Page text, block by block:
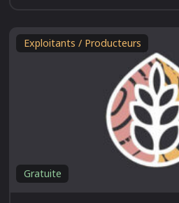
Exploitants / Producteurs
Gratuite